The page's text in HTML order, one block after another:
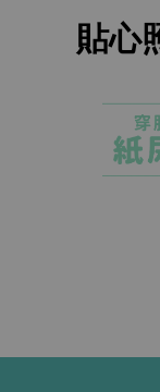
貼心